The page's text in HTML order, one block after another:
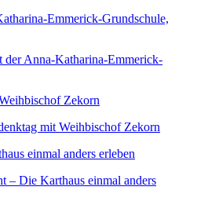
der Anna-Katharina-Emmerick-
mit Weihbischof Zekorn
– Die Karthaus einmal anders